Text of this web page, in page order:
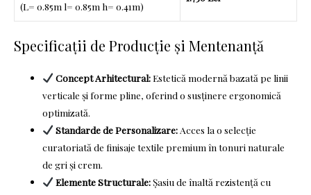
(L= 0.85m l= 0.85m h= 0.41m)
Specificații de Producție și Mentenanță
Concept Arhitectural:Estetică modernă bazată pe linii
verticale și forme pline, oferind o susținere ergonomică
optimizată.
Standarde de Personalizare:Acces la o selecție
curatoriată de finisaje textile premium în tonuri naturale
de gri și crem.
Elemente Structurale:Șasiu de înaltă rezistență cu